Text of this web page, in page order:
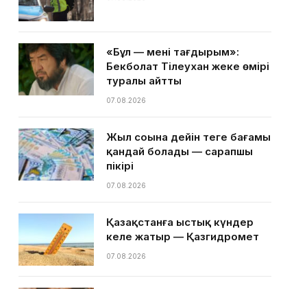
«Бұл — менің тағдырым»:
Бекболат Тілеухан жеке өмірі
туралы айтты
07.08.2026
Жыл соңына дейін теңге бағамы
қандай болады — сарапшы
пікірі
07.08.2026
Қазақстанға ыстық күндер
келе жатыр — Қазгидромет
07.08.2026